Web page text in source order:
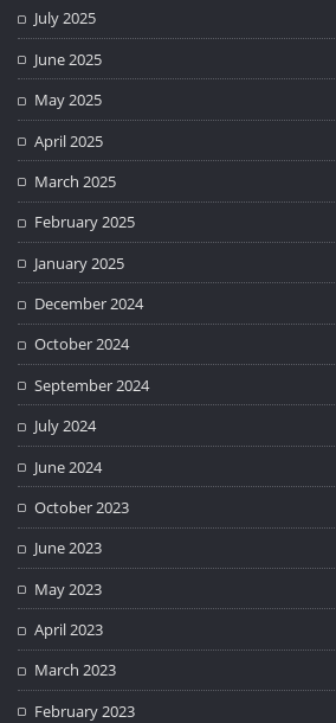
July 2025
June 2025
May 2025
April 2025
March 2025
February 2025
January 2025
December 2024
October 2024
September 2024
July 2024
June 2024
October 2023
June 2023
May 2023
April 2023
March 2023
February 2023